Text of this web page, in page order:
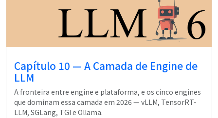
Capítulo 10 — A Camada de Engine de
LLM
A fronteira entre engine e plataforma, e os cinco engines
que dominam essa camada em 2026 — vLLM, TensorRT-
LLM, SGLang, TGI e Ollama.